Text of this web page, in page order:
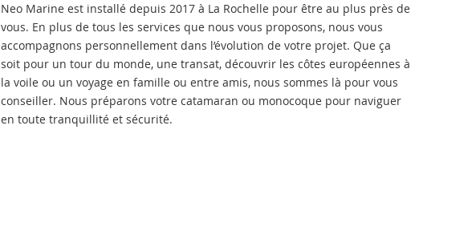
Neo Marine est installé depuis 2017 à La Rochelle pour être au plus près de
vous. En plus de tous les services que nous vous proposons, nous vous
accompagnons personnellement dans l’évolution de votre projet. Que ça
soit pour un tour du monde, une transat, découvrir les côtes européennes à
la voile ou un voyage en famille ou entre amis, nous sommes là pour vous
conseiller. Nous préparons votre catamaran ou monocoque pour naviguer
en toute tranquillité et sécurité.